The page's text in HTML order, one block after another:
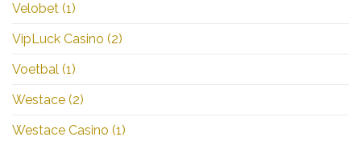
Velobet (1)
VipLuck Casino (2)
Voetbal (1)
Westace (2)
Westace Casino (1)